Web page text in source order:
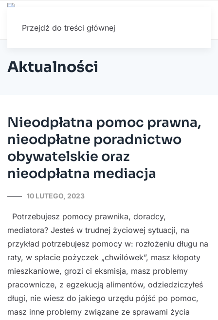
Przejdź do treści głównej
Aktualności
Nieodpłatna pomoc prawna,
nieodpłatne poradnictwo
obywatelskie oraz
nieodpłatna mediacja
10 LUTEGO, 2023
Potrzebujesz pomocy prawnika, doradcy,
mediatora? Jesteś w trudnej życiowej sytuacji, na
przykład potrzebujesz pomocy w: rozłożeniu długu na
raty, w spłacie pożyczek „chwilówek”, masz kłopoty
mieszkaniowe, grozi ci eksmisja, masz problemy
pracownicze, z egzekucją alimentów, odziedziczyłeś
długi, nie wiesz do jakiego urzędu pójść po pomoc,
masz inne problemy związane ze sprawami życia